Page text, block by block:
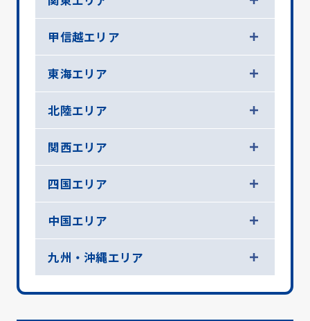
甲信越エリア
東海エリア
北陸エリア
関西エリア
四国エリア
中国エリア
九州・沖縄エリア